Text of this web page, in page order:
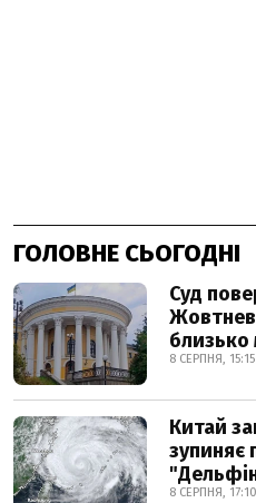
ГОЛОВНЕ СЬОГОДНІ
Суд
близько
8 СЕРПНЯ, 15:15
Китай
зупиняє
8 СЕРПНЯ, 17:10